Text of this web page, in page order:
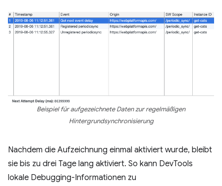
Beispiel für aufgezeichnete Daten zur regelmäßigen
Hintergrundsynchronisierung
Nachdem die Aufzeichnung einmal aktiviert wurde, bleibt
sie bis zu drei Tage lang aktiviert. So kann DevTools
lokale Debugging-Informationen zu